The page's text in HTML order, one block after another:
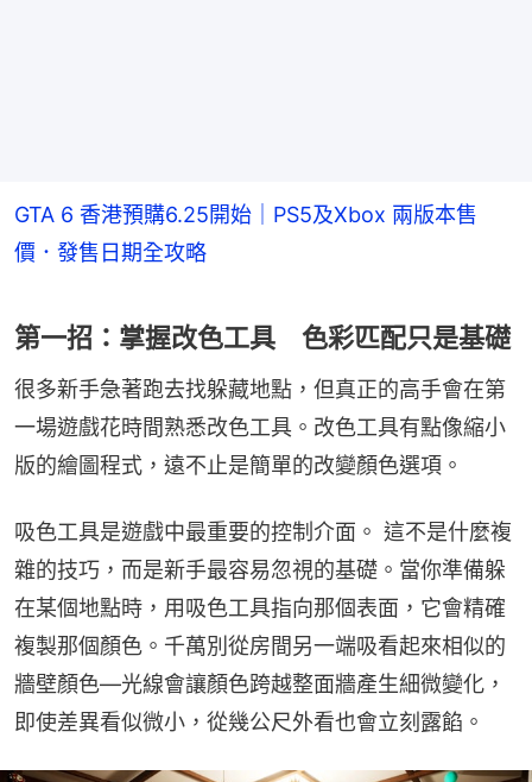
GTA 6 香港預購6.25開始｜PS5及Xbox 兩版本售
價．發售日期全攻略
第一招：掌握改色工具 色彩匹配只是基礎
很多新手急著跑去找躲藏地點，但真正的高手會在第
一場遊戲花時間熟悉改色工具。改色工具有點像縮小
版的繪圖程式，遠不止是簡單的改變顏色選項。
吸色工具是遊戲中最重要的控制介面。 這不是什麼複
雜的技巧，而是新手最容易忽視的基礎。當你準備躲
在某個地點時，用吸色工具指向那個表面，它會精確
複製那個顏色。千萬別從房間另一端吸看起來相似的
牆壁顏色—光線會讓顏色跨越整面牆產生細微變化，
即使差異看似微小，從幾公尺外看也會立刻露餡。